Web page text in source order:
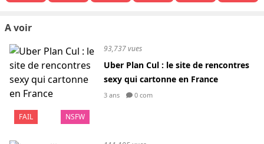
A voir
FAIL NSFW
93,737 vues
Uber Plan Cul : le site de rencontres
sexy qui cartonne en France
3 ans 0 com